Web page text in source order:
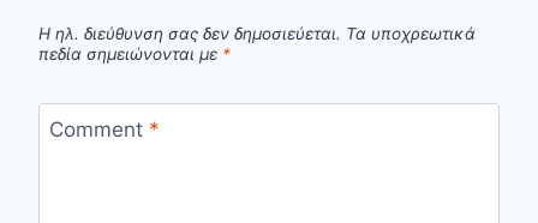
Η ηλ. διεύθυνση σας δεν δημοσιεύεται. Τα υποχρεωτικά
πεδία σημειώνονται με *
Comment *